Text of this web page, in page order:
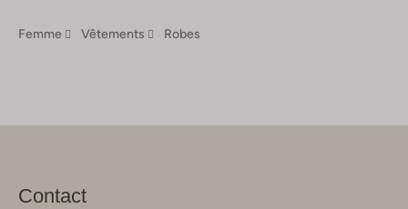
Femme Vêtements Robes
Contact